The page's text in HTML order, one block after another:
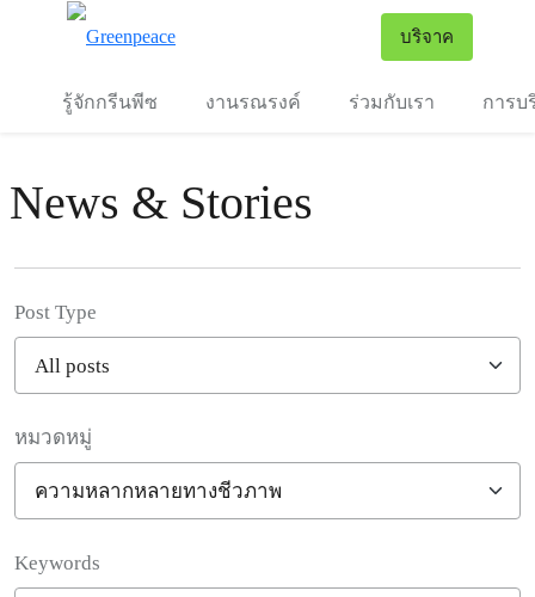
บริจาค
รู้จักกรีนพีซ งานรณรงค์ ร่วมกับเรา การบ
News & Stories
Post Type
หมวดหมู่
Keywords